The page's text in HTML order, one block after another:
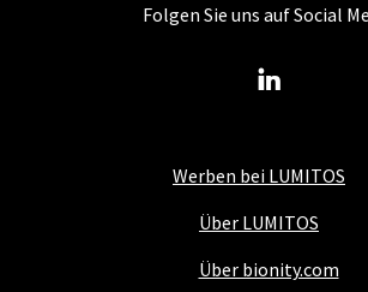
Werben bei LUMITOS
Über LUMITOS
Über bionity.com
Folgen Sie uns auf Social